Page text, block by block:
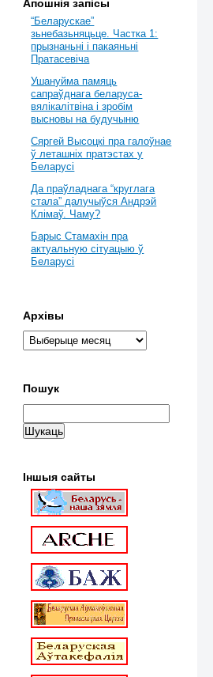
Апошнія запісы
“Беларускае”
зьнебазьняцьце. Частка 1:
прызнаньні і пакаяньні
Пратасевіча
Ушануйма памяць
сапраўднага беларуса-
вялікалітвіна і зробім
высновы на будучыню
Сяргей Высоцкі пра галоўнае
ў леташніх пратэстах у
Беларусі
Да праўладнага “круглага
стала” далучыўся Андрэй
Клімаў. Чаму?
Барыс Стамахін пра
актуальную сітуацыю ў
Беларусі
Архівы
Пошук
Іншыя сайты